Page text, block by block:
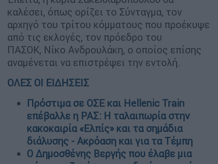
καλέσει, όπως ορίζει το Σύνταγμα, τον
αρχηγό του τρίτου κόμματους που προέκυψε
από τις εκλογές, τον πρόεδρο του
ΠΑΣΟΚ, Νίκο Ανδρουλάκη, ο οποίος επίσης
αναμένεται να επιστρέψει την εντολή.
ΟΛΕΣ ΟΙ ΕΙΔΗΣΕΙΣ
Πρόστιμα σε ΟΣΕ και Hellenic Train
επέβαλλε η ΡΑΣ: Η ταλαιπωρία στην
κακοκαιρία «Ελπίς» και τα σημάδια
διάλυσης - Ακρόαση και για τα Τέμπη
Ο Δημοσθένης Βεργής που έλαβε μια